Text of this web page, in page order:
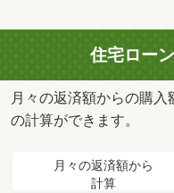
住宅ロー
月々の返済額からの購
の計算ができます。
月々の返済額から
計算